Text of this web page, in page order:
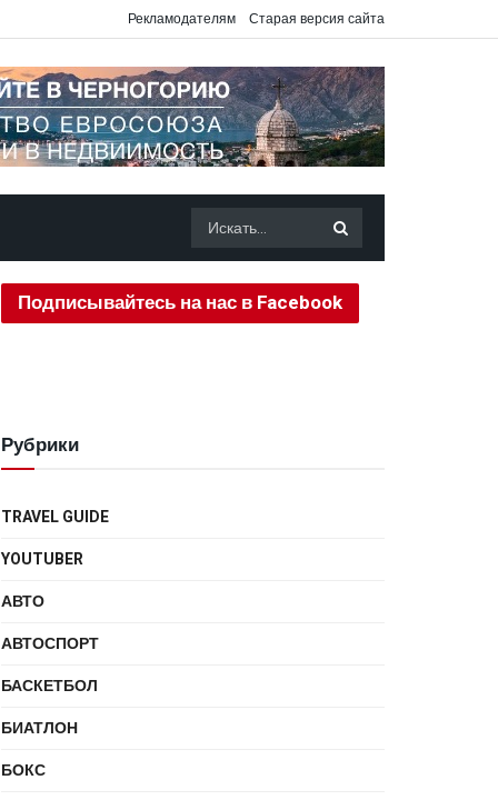
Рекламодателям Старая версия сайта
Подписывайтесь на нас в Facebook
Рубрики
TRAVEL GUIDE
YOUTUBER
АВТО
АВТОСПОРТ
БАСКЕТБОЛ
БИАТЛОН
БОКС